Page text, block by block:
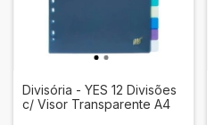
Divisória - YES 12 Divisões
c/ Visor Transparente A4